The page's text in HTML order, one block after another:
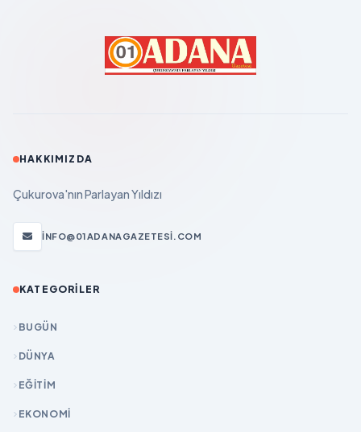
HAKKIMIZDA
Çukurova'nın Parlayan Yıldızı
INFO@01ADANAGAZETESI.COM
KATEGORILER
BUGÜN
DÜNYA
EĞİTİM
EKONOMİ